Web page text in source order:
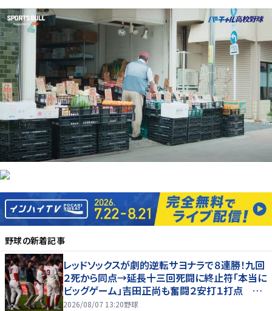
野球の新着記事
レッドソックスが劇的逆転サヨナラで８連勝！九回
２死から同点→延長十三回死闘に終止符「本当に
ビッグゲーム」吉田正尚も奮闘２安打１打点 本
拠地熱狂
2026/08/07 13:20野球